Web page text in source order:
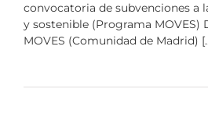
convocatoria de subvenciones a
y sostenible (Programa MOVES)
MOVES (Comunidad de Madrid)